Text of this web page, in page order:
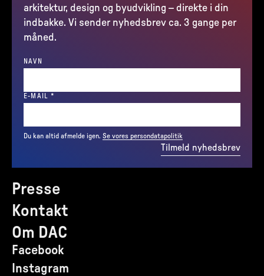
Presse
Kontakt
Om DAC
Facebook
Instagram
arkitektur, design og byudvikling – direkte i din
indbakke. Vi sender nyhedsbrev ca. 3 gange per
måned.
NAVN
E-MAIL *
Du kan altid afmelde igen. Se vores persondatapolitik
Tilmeld nyhedsbrev